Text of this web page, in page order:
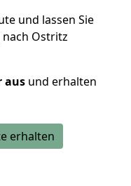
und lassen Sie
Ostritz
aus und erhalten
erhalten